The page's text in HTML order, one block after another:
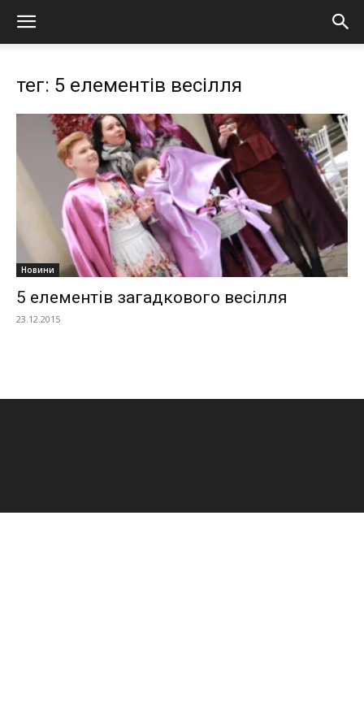
тег: 5 елементів весілля
Новини
5 елементів загадкового весілля
23.12.2015